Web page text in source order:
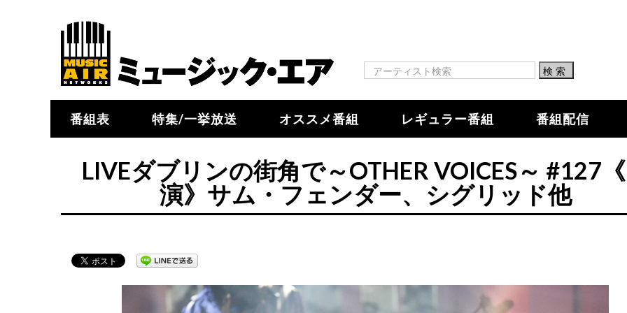
番組表 特集/一挙放送 オススメ番組 レギュラー番組 番組配信
LIVEダブリンの街角で～OTHER VOICES～ #127
演》サム・フェンダー、シグリッド他